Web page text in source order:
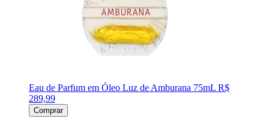
Eau de Parfum em Óleo Luz de Amburana 75mL R$
289,99
Comprar